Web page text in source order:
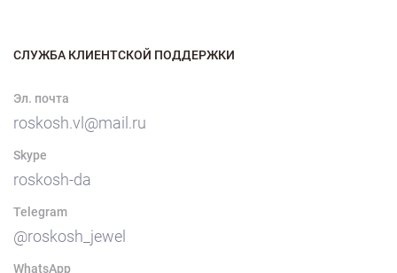
СЛУЖБА КЛИЕНТСКОЙ ПОДДЕРЖКИ
Эл. почта
roskosh.vl@mail.ru
Skype
roskosh-da
Telegram
@roskosh_jewel
WhatsApp